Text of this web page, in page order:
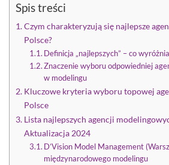
Spis treści
Czym charakteryzują się najlepsze
Polsce?
Definicja „najlepszych” – co
Znaczenie wyboru odpowiedniej
w modelingu
Kluczowe kryteria wyboru topowej
Polsce
Lista najlepszych agencji
Aktualizacja 2024
D’Vision Model Management
międzynarodowego modelingu